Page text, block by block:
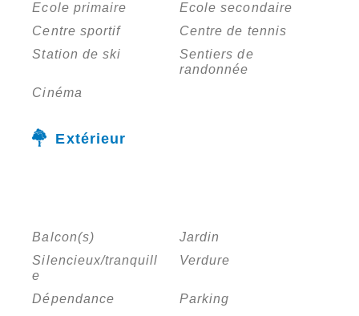
Ecole primaire
Ecole secondaire
Centre sportif
Centre de tennis
Station de ski
Sentiers de
randonnée
Cinéma
Extérieur
Balcon(s)
Jardin
Silencieux/tranquill
e
Verdure
Dépendance Parking